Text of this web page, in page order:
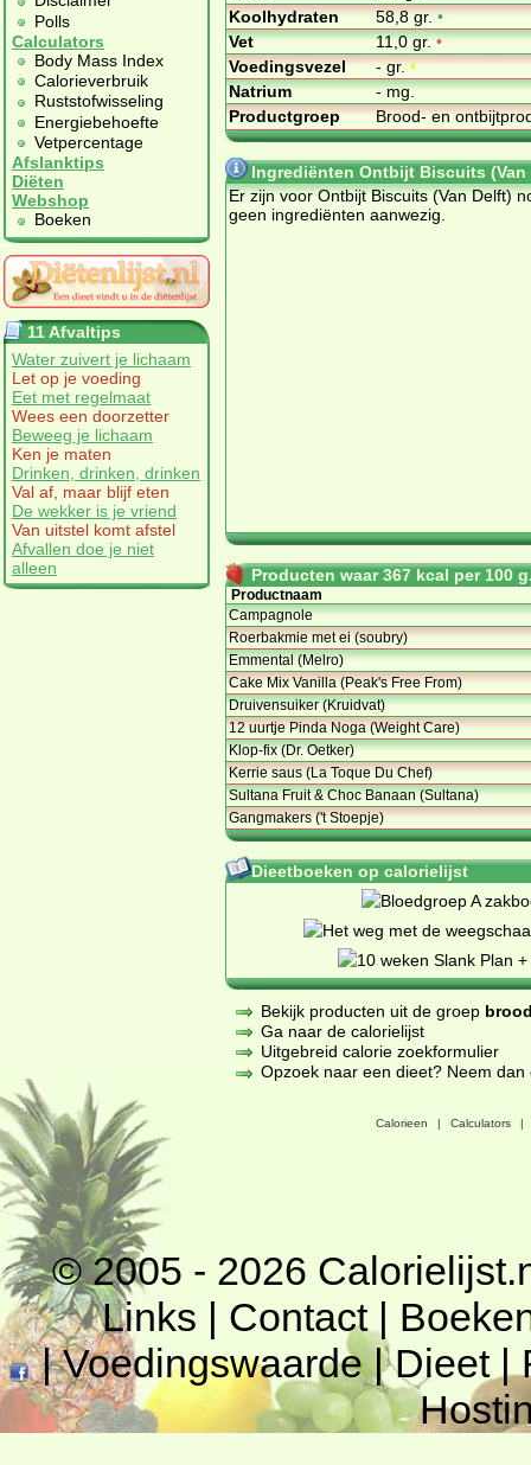
Polls
Calculators
Body Mass Index
Calorieverbruik
Ruststofwisseling
Energiebehoefte
Vetpercentage
Afslanktips
Diëten
Webshop
Boeken
11 Afvaltips
Water zuivert je lichaam
Let op je voeding
Eet met regelmaat
Wees een doorzetter
Beweeg je lichaam
Ken je maten
Drinken, drinken, drinken
Val af, maar blijf eten
De wekker is je vriend
Van uitstel komt afstel
Afvallen doe je niet
alleen
Koolhydraten
58,8 gr.•
Vet
11,0 gr.•
Voedingsvezel
- gr.•
Natrium
- mg.
Productgroep
Brood- en
Ingrediënten Ontbijt Biscuits (Van
Er zijn voor Ontbijt Biscuits (Van Delft)
geen ingrediënten aanwezig.
Producten waar 367 kcal per 100
Productnaam
Campagnole
Roerbakmie met ei (soubry)
Emmental (Melro)
Cake Mix Vanilla (Peak's Free From)
Druivensuiker (Kruidvat)
12 uurtje Pinda Noga (Weight Care)
Klop-fix (Dr. Oetker)
Kerrie saus (La Toque Du Chef)
Sultana Fruit & Choc Banaan (Sultana)
Gangmakers ('t Stoepje)
Dieetboeken op calorielijst
Bekijk producten uit de groep
Ga naar de calorielijst
Uitgebreid calorie zoekformulier
Opzoek naar een dieet? Neem
Calorieen | Calculators |
© 2005 - 2026
Links | Contact|
|Voedingswaarde|Dieet|